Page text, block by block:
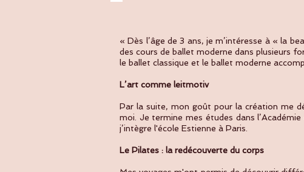
« Dès l’âge de 3 ans, je m’intéresse à « la
des cours de ballet moderne dans plusieurs
le ballet classique et le ballet moderne
L’art comme leitmotiv
Par la suite, mon goût pour la création me
moi. Je termine mes études dans
j’intègre l'école Estienne à Paris.
Le Pilates : la redécouverte du corps